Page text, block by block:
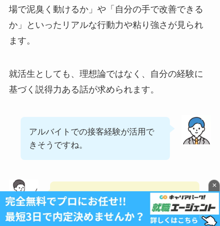
場で泥臭く動けるか」や「自分の手で改善できる
か」といったリアルな行動力や粘り強さが見られ
ます。
就活生としても、理想論ではなく、自分の経験に
基づく説得力ある話が求められます。
アルバイトでの接客経験が活用で
きそうですね。
そうですね、目標を達成できたな
ど、結果や学びまでアピールでき
ると良いでしょう。
×